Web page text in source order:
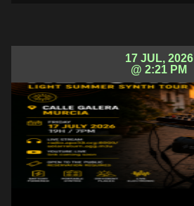
17 JUL, 2026
@ 2:21 PM